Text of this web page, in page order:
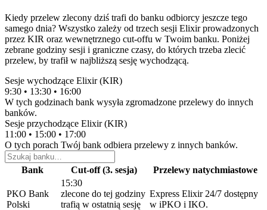
Kiedy przelew zlecony dziś trafi do banku odbiorcy jeszcze tego
samego dnia? Wszystko zależy od trzech sesji Elixir prowadzonych
przez KIR oraz wewnętrznego cut-offu w Twoim banku. Poniżej
zebrane godziny sesji i graniczne czasy, do których trzeba zlecić
przelew, by trafił w najbliższą sesję wychodzącą.
Sesje wychodzące Elixir (KIR)
9:30 • 13:30 • 16:00
W tych godzinach bank wysyła zgromadzone przelewy do innych
banków.
Sesje przychodzące Elixir (KIR)
11:00 • 15:00 • 17:00
O tych porach Twój bank odbiera przelewy z innych banków.
Bank Cut-off (3. sesja) Przelewy natychmiastowe
PKO Bank
Polski
15:30
zlecone do tej godziny
trafią w ostatnią sesję
Express Elixir 24/7 dostępny
w iPKO i IKO.